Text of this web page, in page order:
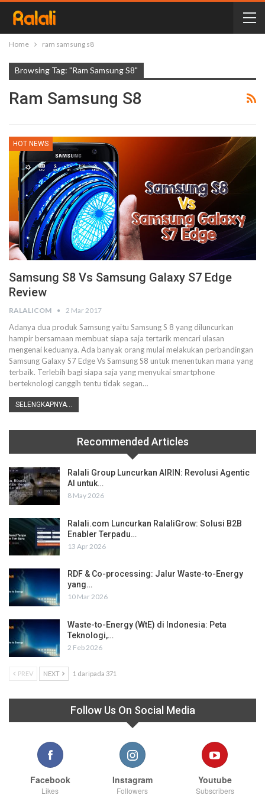
Home ram samsung s8
Browsing Tag: "ram Samsung S8"
Ram Samsung S8
HOT NEWS
Samsung S8 Vs Samsung Galaxy S7 Edge
Review
RALALICOM 2 Mar 2017
Adanya dua produk Samsung yaitu Samsung S 8 yang diluncurkan
hampir bersamaan membuat siapa saja tertarik mencari ulasan
mengenai keduanya. Ada banyak orang mulai melakukan perbandingan
Samsung Galaxy S7 Edge Vs Samsung S8 untuk menentukan mana yang
terbaik. Terlebih bagi siapa saja yang menyukai smartphone
berteknologi canggih tentu tidak segan…
SELENGKAPNYA...
Recommended Articles
Ralali Group Luncurkan AIRIN: Revolusi Agentic
AI untuk…
8 May 2026
Ralali.com Luncurkan RalaliGrow: Solusi B2B
Enabler Terpadu…
13 Apr 2026
RDF & Co-processing: Jalur Waste-to-Energy
yang…
10 Mar 2026
Waste-to-Energy (WtE) di Indonesia: Peta
Teknologi,…
2 Feb 2026
PREV NEXT 1 daripada 371
Follow Us On Social Media
Facebook
Likes
Instagram
Followers
Youtube
Subscribers